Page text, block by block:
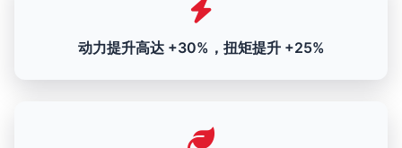
动力提升高达 +30%，扭矩提升 +25%